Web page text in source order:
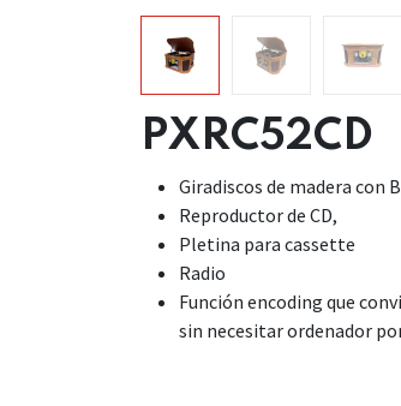
PXRC52CD
Giradiscos de madera con
Reproductor de CD,
Pletina para cassette
Radio
Función encoding que
sin necesitar ordenador por